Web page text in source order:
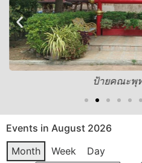
ป้ายคณะพุ
Events in August 2026
Month
Week
Day